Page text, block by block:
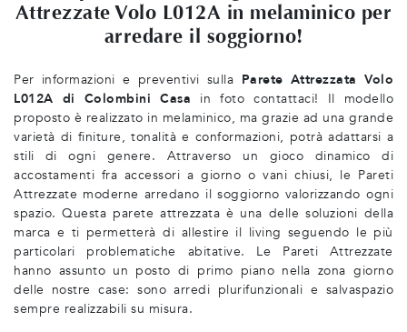
Attrezzate Volo L012A in melaminico per
arredare il soggiorno!
Per informazioni e preventivi sulla Parete Attrezzata Volo
L012A di Colombini Casa in foto contattaci! Il modello
proposto è realizzato in melaminico, ma grazie ad una grande
varietà di finiture, tonalità e conformazioni, potrà adattarsi a
stili di ogni genere. Attraverso un gioco dinamico di
accostamenti fra accessori a giorno o vani chiusi, le Pareti
Attrezzate moderne arredano il soggiorno valorizzando ogni
spazio. Questa parete attrezzata è una delle soluzioni della
marca e ti permetterà di allestire il living seguendo le più
particolari problematiche abitative. Le Pareti Attrezzate
hanno assunto un posto di primo piano nella zona giorno
delle nostre case: sono arredi plurifunzionali e salvaspazio
sempre realizzabili su misura.